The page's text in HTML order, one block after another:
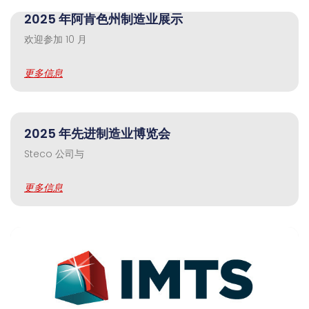
2025 年阿肯色州制造业展示
欢迎参加 10 月
更多信息
2025 年先进制造业博览会
Steco 公司与
更多信息